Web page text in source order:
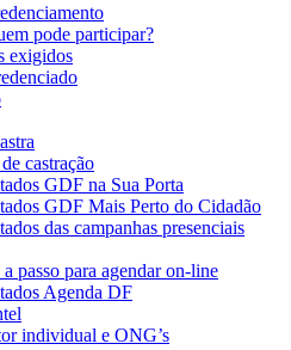
pode participar?
exigidos
castração
GDF na Sua Porta
GDF Mais Perto do Cidadão
das campanhas presenciais
a passo para agendar on-line
Agenda DF
individual e ONG’s